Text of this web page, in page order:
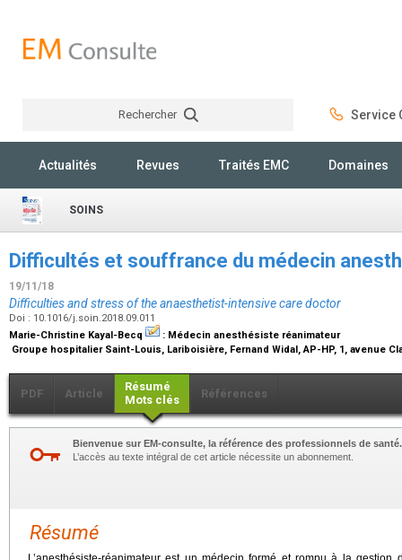
Rechercher Service
Actualités Revues Traités EMC Domaines
SOINS
Difficultés et souffrance du médecin
19/11/18
Difficulties and stress of the anaesthetist-intensive care doctor
Doi : 10.1016/j.soin.2018.09.011
Marie-Christine Kayal-Becq
: Médecin anesthésiste réanimateur
Groupe hospitalier Saint-Louis, Lariboisière, Fernand Widal, AP-HP, 1, avenue
PDF Article
Résumé
Mots clés
Références
Bienvenue sur EM-consulte, la référence des professionnels de santé.
L’accès au texte intégral de cet article nécessite un abonnement.
Résumé